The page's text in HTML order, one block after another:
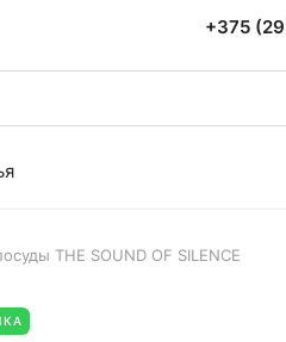
+375
THE SOUND OF SILENCE